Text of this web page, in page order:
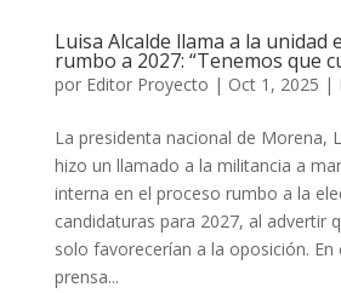
Luisa Alcalde llama a la unidad
rumbo a 2027: “Tenemos que
por Editor Proyecto | Oct 1, 2025 |
La presidenta nacional de Morena,
hizo un llamado a la militancia a
interna en el proceso rumbo a la
candidaturas para 2027, al advertir
solo favorecerían a la oposición. En
prensa...